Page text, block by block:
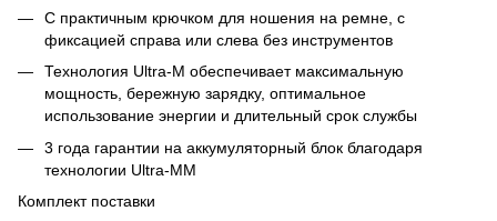
С практичным крючком для ношения на ремне, с
фиксацией справа или слева без инструментов
Технология Ultra-M обеспечивает максимальную
мощность, бережную зарядку, оптимальное
использование энергии и длительный срок службы
3 года гарантии на аккумуляторный блок благодаря
технологии Ultra-MM
​Комплект поставки